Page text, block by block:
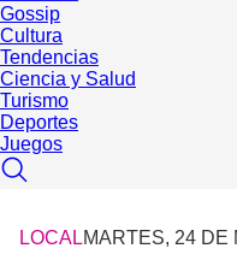
Gossip
Cultura
Tendencias
Ciencia y Salud
Turismo
Deportes
Juegos
LOCALMARTES, 24 DE